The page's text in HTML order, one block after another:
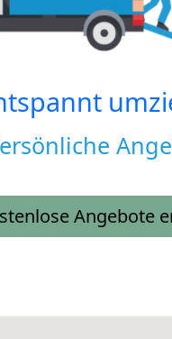
Angebote